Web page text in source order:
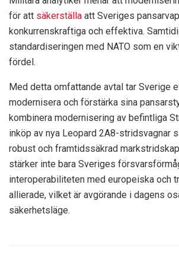
för att säkerställa att Sveriges
konkurrenskraftiga och effektiva.
standardiseringen med NATO som en
fördel.
Med detta omfattande avtal tar Sverige
modernisera och förstärka sina
kombinera modernisering av befintliga
inköp av nya Leopard 2A8-stridsvagnar
robust och framtidssäkrad
stärker inte bara Sveriges
interoperabiliteten med europeiska och
allierade, vilket är avgörande i dagens
säkerhetsläge.